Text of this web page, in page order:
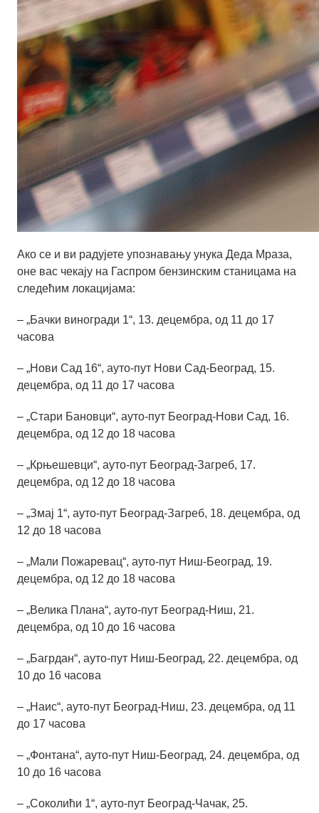
Ако се и ви радујете упознавању унука Деда Мраза,
оне вас чекају на Гаспром бензинским станицама на
следећим локацијама:
– „Бачки виногради 1“, 13. децембра, од 11 до 17
часова
– „Нови Сад 16“, ауто-пут Нови Сад-Београд, 15.
децембра, од 11 до 17 часова
– „Стари Бановци“, ауто-пут Београд-Нови Сад, 16.
децембра, од 12 до 18 часова
– „Крњешевци“, ауто-пут Београд-Загреб, 17.
децембра, од 12 до 18 часова
– „Змај 1“, ауто-пут Београд-Загреб, 18. децембра, од
12 до 18 часова
– „Мали Пожаревац“, ауто-пут Ниш-Београд, 19.
децембра, од 12 до 18 часова
– „Велика Плана“, ауто-пут Београд-Ниш, 21.
децембра, од 10 до 16 часова
– „Багрдан“, ауто-пут Ниш-Београд, 22. децембра, од
10 до 16 часова
– „Наис“, ауто-пут Београд-Ниш, 23. децембра, од 11
до 17 часова
– „Фонтана“, ауто-пут Ниш-Београд, 24. децембра, од
10 до 16 часова
– „Соколићи 1“, ауто-пут Београд-Чачак, 25.